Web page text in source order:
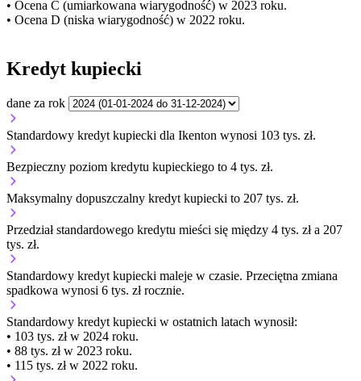
• Ocena C (umiarkowana wiarygodność) w 2023 roku.
• Ocena D (niska wiarygodność) w 2022 roku.
Kredyt kupiecki
dane za rok
Standardowy kredyt kupiecki dla Ikenton wynosi 103 tys. zł.
Bezpieczny poziom kredytu kupieckiego to 4 tys. zł.
Maksymalny dopuszczalny kredyt kupiecki to 207 tys. zł.
Przedział standardowego kredytu mieści się między 4 tys. zł a 207
tys. zł.
Standardowy kredyt kupiecki maleje w czasie. Przeciętna zmiana
spadkowa wynosi 6 tys. zł rocznie.
Standardowy kredyt kupiecki w ostatnich latach wynosił:
• 103 tys. zł w 2024 roku.
• 88 tys. zł w 2023 roku.
• 115 tys. zł w 2022 roku.